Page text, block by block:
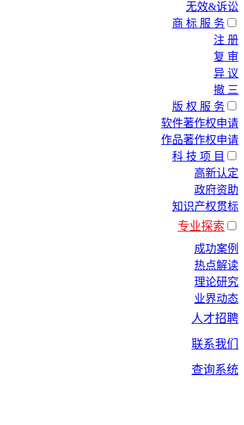
无效&诉讼
商 标 服 务
注 册
复 审
异 议
撤 三
版 权 服 务
软件著作权申请
作品著作权申请
科 技 项 目
高新认定
政府资助
知识产权贯标
专业探索
成功案例
热点解读
理论研究
业界动态
人才招聘
联系我们
查询系统